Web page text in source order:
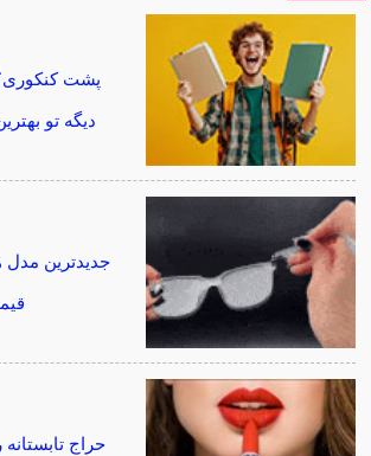
پشت
دیگه تو
جدیدترین مدل
حراج